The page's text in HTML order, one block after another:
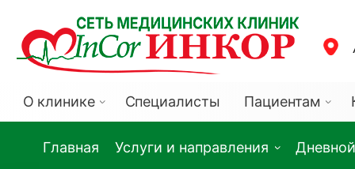
О клинике Специалисты Пациентам
Главная Услуги и направления